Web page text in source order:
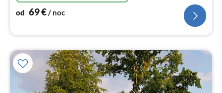
od 69€/ noc